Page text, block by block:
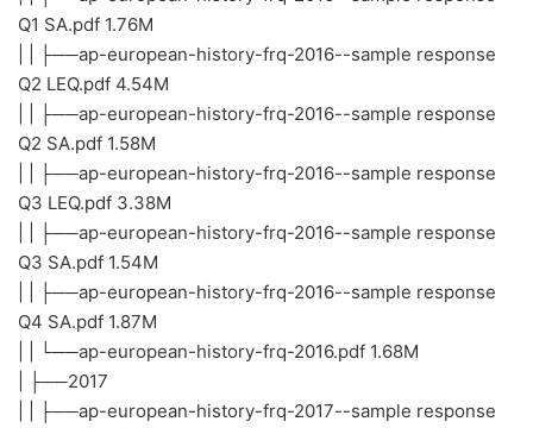
Q1 SA.pdf 1.76M
| | ├──ap-european-history-frq-2016--sample response
Q2 LEQ.pdf 4.54M
| | ├──ap-european-history-frq-2016--sample response
Q2 SA.pdf 1.58M
| | ├──ap-european-history-frq-2016--sample response
Q3 LEQ.pdf 3.38M
| | ├──ap-european-history-frq-2016--sample response
Q3 SA.pdf 1.54M
| | ├──ap-european-history-frq-2016--sample response
Q4 SA.pdf 1.87M
| | └──ap-european-history-frq-2016.pdf 1.68M
| ├──2017
| | ├──ap-european-history-frq-2017--sample response